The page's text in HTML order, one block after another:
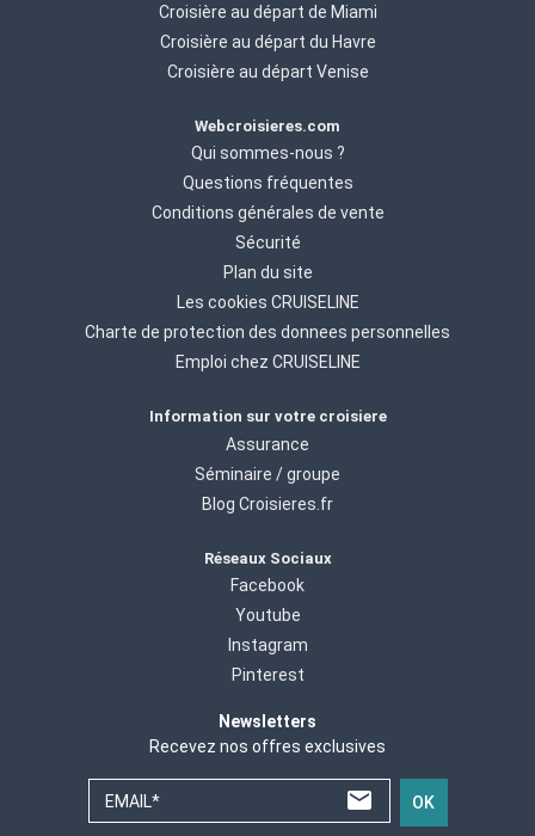
Croisière au départ de Miami
Croisière au départ du Havre
Croisière au départ Venise
Webcroisieres.com
Qui sommes-nous ?
Questions fréquentes
Conditions générales de vente
Sécurité
Plan du site
Les cookies CRUISELINE
Charte de protection des donnees personnelles
Emploi chez CRUISELINE
Information sur votre croisiere
Assurance
Séminaire / groupe
Blog Croisieres.fr
Réseaux Sociaux
Facebook
Youtube
Instagram
Pinterest
Newsletters
Recevez nos offres exclusives
EMAIL* OK